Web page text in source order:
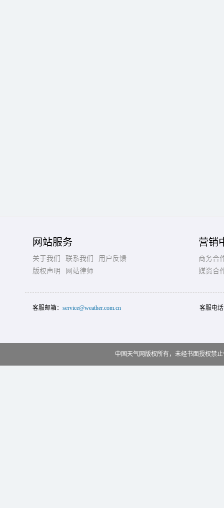
网站服务
关于我们 联系我们
用户反馈
版权声明
网站律师
营销
商务合
媒资合
客服邮箱： service@weather.com.cn 客服电
中国天气网版权所有，未经书面授权